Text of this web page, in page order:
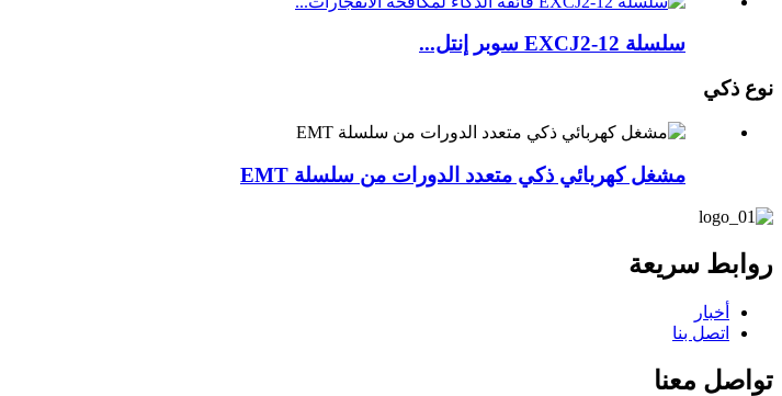
سلسلة EXCJ2-12 سوبر إنتل...
نوع ذكي
مشغل كهربائي ذكي متعدد الدورات من سلسلة EMT
روابط سريعة
أخبار
اتصل بنا
تواصل معنا